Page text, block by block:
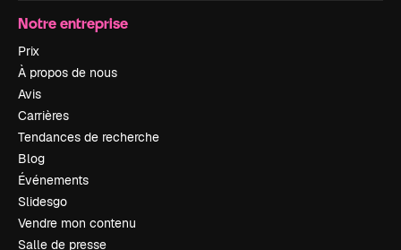
Notre entreprise
Prix
À propos de nous
Avis
Carrières
Tendances de recherche
Blog
Événements
Slidesgo
Vendre mon contenu
Salle de presse